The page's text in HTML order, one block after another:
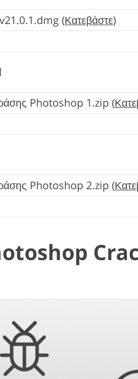
(Κατεβάστε)
Photoshop 1.zip (
Photoshop 2.zip (